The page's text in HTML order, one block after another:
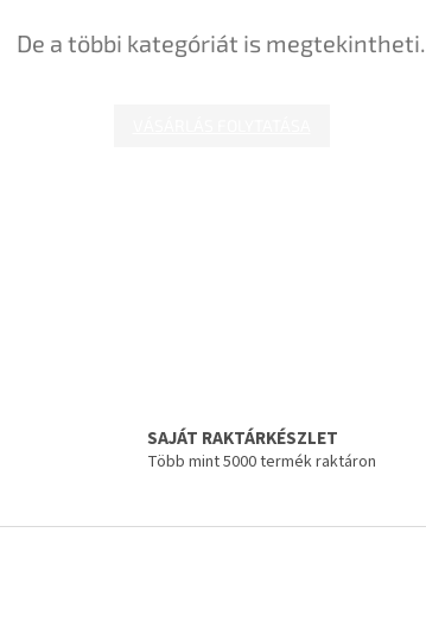
De a többi kategóriát is megtekintheti.
SAJÁT RAKTÁRKÉSZLET
Több mint 5000 termék raktáron